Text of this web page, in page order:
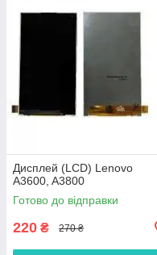
Дисплей (LCD) Lenovo
A3600, A3800
Готово до відправки
220 ₴ 270 ₴